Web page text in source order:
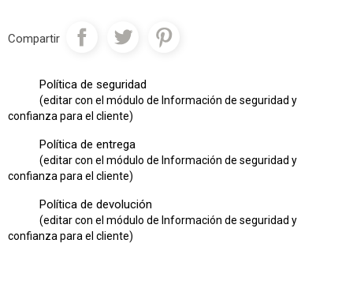
Compartir
Política de seguridad
(editar con el módulo de Información de seguridad y
confianza para el cliente)
Política de entrega
(editar con el módulo de Información de seguridad y
confianza para el cliente)
Política de devolución
(editar con el módulo de Información de seguridad y
confianza para el cliente)